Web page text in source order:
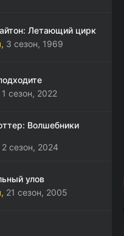
Летающий цирк
3 сезон, 1969
1 сезон, 2022
Волшебники
2 сезон, 2024
улов
21 сезон, 2005